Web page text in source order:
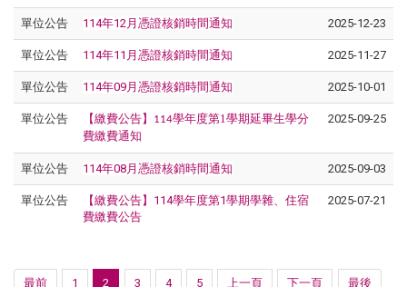
單位公告 114年12月憑證核銷時間通知 2025-12-23
單位公告 114年11月憑證核銷時間通知 2025-11-27
單位公告 114年09月憑證核銷時間通知 2025-10-01
單位公告 【繳費公告】 114學年度第1學期延畢生學分
費繳費通知
2025-09-25
單位公告 114年08月憑證核銷時間通知 2025-09-03
單位公告
【繳費公告】114學年度第1學期學雜、住宿
費繳費公告
2025-07-21
最前 1 2 3 4 5 上一頁 下一頁 最後